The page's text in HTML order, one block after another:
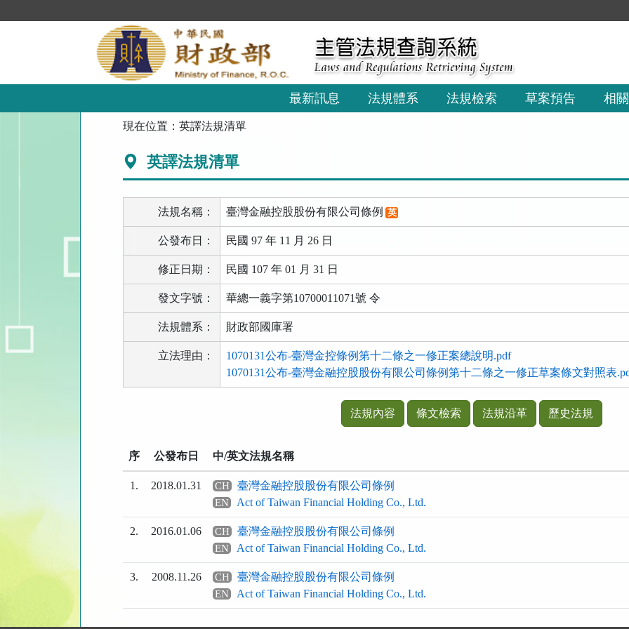
到
最新訊息 法規體系 法規檢索 草案預告 相
現在位置：英譯法規清單
英譯法規清單
法規名稱： 臺灣金融控股股份有限公司條例 英
公發布日： 民國 97 年 11 月 26 日
修正日期： 民國 107 年 01 月 31 日
發文字號： 華總一義字第10700011071號 令
法規體系： 財政部國庫署
立法理由：
1070131公布-臺灣金控條例第十二條之一修正案總說明.pdf
1070131公布-臺灣金融控股股份有限公司條例第十二條之一修正草案條文對照表
能
按
鈕
法規內容 條文檢索 法規沿革 歷史法規
序 公發布日 中/英文法規名稱
1. 2018.01.31 CH 臺灣金融控股股份有限公司條例
EN Act of Taiwan Financial Holding Co., Ltd.
2. 2016.01.06 CH 臺灣金融控股股份有限公司條例
EN Act of Taiwan Financial Holding Co., Ltd.
3. 2008.11.26 CH 臺灣金融控股股份有限公司條例
EN Act of Taiwan Financial Holding Co., Ltd.